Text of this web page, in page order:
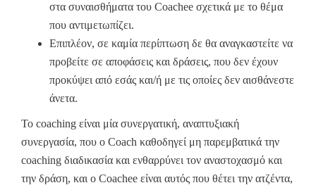
στα συναισθήματα του Coachee σχετικά με το θέμα
που αντιμετωπίζει.
Επιπλέον, σε καμία περίπτωση δε θα αναγκαστείτε να
προβείτε σε αποφάσεις και δράσεις, που δεν έχουν
προκύψει από εσάς και/ή με τις οποίες δεν αισθάνεστε
άνετα.
Το coaching είναι μία συνεργατική, αναπτυξιακή
συνεργασία, που ο Coach καθοδηγεί μη παρεμβατικά την
coaching διαδικασία και ενθαρρύνει τον αναστοχασμό και
την δράση, και ο Coachee είναι αυτός που θέτει την ατζέντα,